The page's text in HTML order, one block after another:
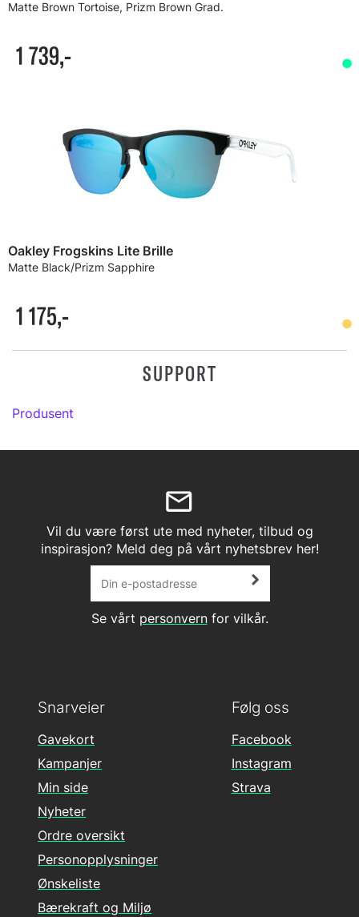
Matte Brown Tortoise, Prizm Brown Grad.
1 739,-
Oakley Frogskins Lite Brille
Matte Black/Prizm Sapphire
1 175,-
SUPPORT
Produsent
Vil du være først ute med nyheter, tilbud og
inspirasjon? Meld deg på vårt nyhetsbrev her!
Se vårt personvernfor vilkår.
Følg oss
Facebook
Instagram
Strava
Snarveier
Gavekort
Kampanjer
Min side
Nyheter
Ordre oversikt
Personopplysninger
Ønskeliste
Bærekraft og Miljø